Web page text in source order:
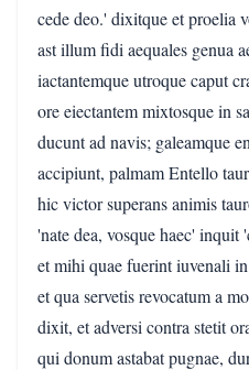
cede deo.' dixitque et proelia
ast illum fidi aequales genua
iactantemque utroque caput
ore eiectantem mixtosque in
ducunt ad navis; galeamque
accipiunt, palmam Entello
hic victor superans animis
'nate dea, vosque haec' inquit
et mihi quae fuerint iuvenali
et qua servetis revocatum a
dixit, et adversi contra stetit
qui donum astabat pugnae,